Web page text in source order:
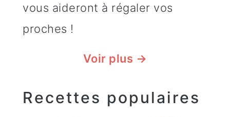
vous aideront à régaler vos
proches !
Voir plus →
Recettes populaires